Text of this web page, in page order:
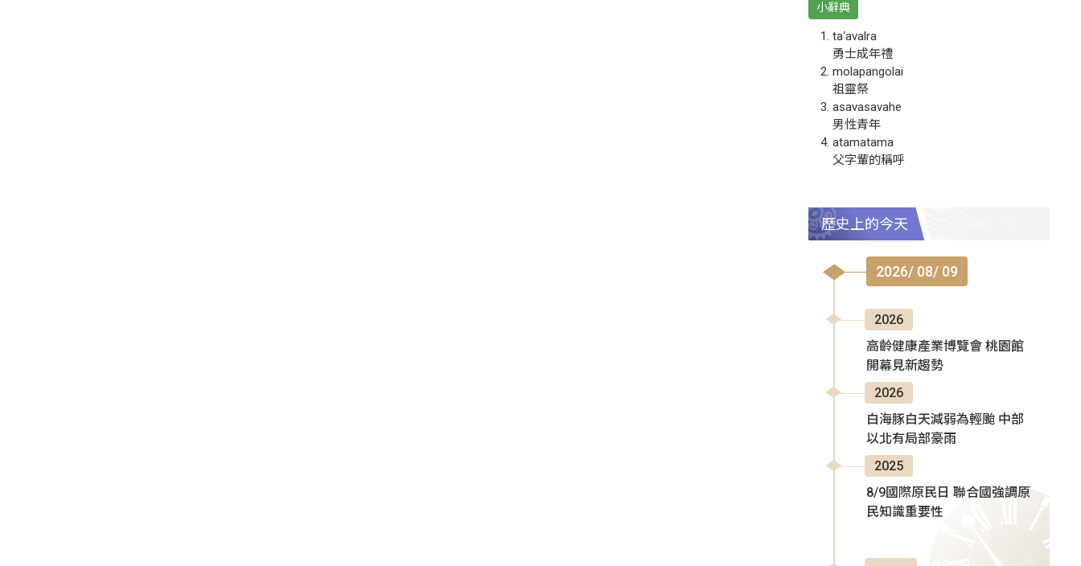
小辭典
ta‘avalra
勇士成年禮
molapangolai
祖靈祭
asavasavahe
男性青年
atamatama
父字輩的稱呼
歷史上的今天
2026/ 08/ 09
2026
高齡健康產業博覽會 桃園館
開幕見新趨勢
2026
白海豚白天減弱為輕颱 中部
以北有局部豪雨
2025
8/9國際原民日 聯合國強調原
民知識重要性